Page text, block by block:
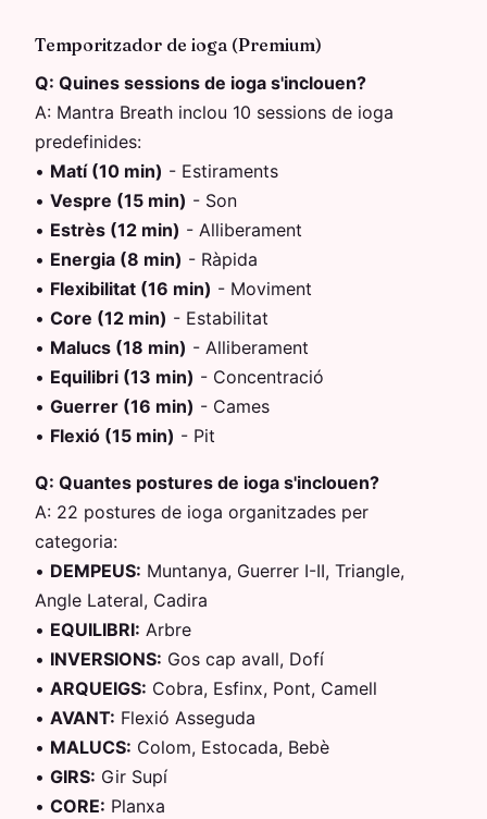
Temporitzador de ioga (Premium)
Q: Quines sessions de ioga s'inclouen?
A: Mantra Breath inclou 10 sessions de ioga
predefinides:
• Matí (10 min) - Estiraments
• Vespre (15 min) - Son
• Estrès (12 min) - Alliberament
• Energia (8 min) - Ràpida
• Flexibilitat (16 min) - Moviment
• Core (12 min) - Estabilitat
• Malucs (18 min) - Alliberament
• Equilibri (13 min) - Concentració
• Guerrer (16 min) - Cames
• Flexió (15 min) - Pit
Q: Quantes postures de ioga s'inclouen?
A: 22 postures de ioga organitzades per
categoria:
• DEMPEUS: Muntanya, Guerrer I-II, Triangle,
Angle Lateral, Cadira
• EQUILIBRI: Arbre
• INVERSIONS: Gos cap avall, Dofí
• ARQUEIGS: Cobra, Esfinx, Pont, Camell
• AVANT: Flexió Asseguda
• MALUCS: Colom, Estocada, Bebè
• GIRS: Gir Supí
• CORE: Planxa